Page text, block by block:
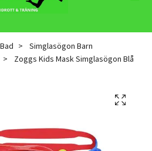
Simglasögon Barn
Zoggs Kids Mask Simglasögon Blå